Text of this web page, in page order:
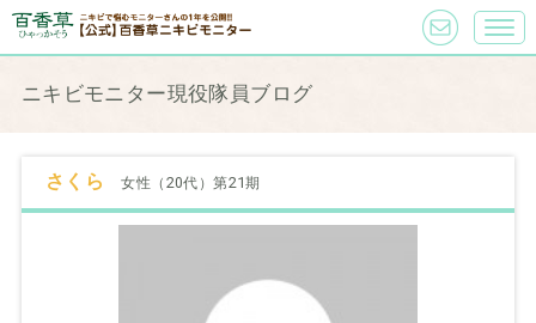
ニキビモニター現役隊員ブログ
さくら 女性（20代）第21期